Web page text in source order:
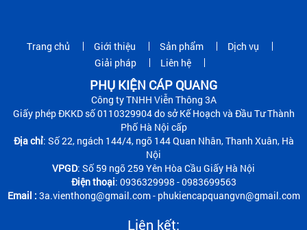
Trang chủ Giới thiệu Sản phẩm
Dịch vụ
Giải pháp
Liên hệ
PHỤ KIỆN CÁP QUANG
Công ty TNHH Viễn Thông 3A
Giấy phép ĐKKD số 0110329904 do sở Kế Hoạch và Đầu Tư Thành
Phố Hà Nội cấp
Địa chỉ: Số 22, ngách 144/4, ngõ 144 Quan Nhân, Thanh Xuân, Hà
Nội
VPGD: Số 59 ngõ 259 Yên Hòa Cầu Giấy Hà Nội
Điện thoại: 0936329998 - 0983699563
Email : 3a.vienthong@gmail.com - phukiencapquangvn@gmail.com
Liên kết: